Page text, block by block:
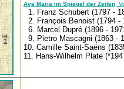
Ave Maria im Spiegel der Zeiten,
1. Franz Schubert (1797 -
2. François Benoist (1794 -
6. Marcel Dupré (1896 -
9. Pietro Mascagni (1863 -
10. Camille Saint-Saëns
11. Hans-Wilhelm Plate